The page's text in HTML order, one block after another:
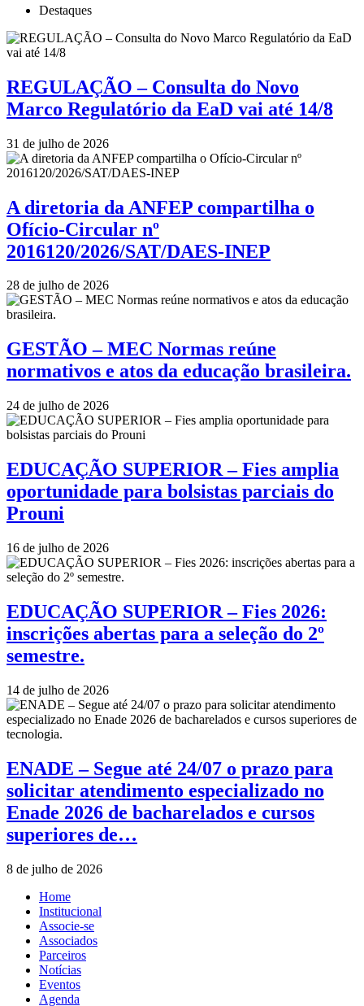
Destaques
REGULAÇÃO – Consulta do Novo
Marco Regulatório da EaD vai até 14/8
31 de julho de 2026
A diretoria da ANFEP compartilha o
Ofício-Circular nº
2016120/2026/SAT/DAES-INEP
28 de julho de 2026
GESTÃO – MEC Normas reúne
normativos e atos da educação brasileira.
24 de julho de 2026
EDUCAÇÃO SUPERIOR – Fies amplia
oportunidade para bolsistas parciais do
Prouni
16 de julho de 2026
EDUCAÇÃO SUPERIOR – Fies 2026:
inscrições abertas para a seleção do 2º
semestre.
14 de julho de 2026
ENADE – Segue até 24/07 o prazo para
solicitar atendimento especializado no
Enade 2026 de bacharelados e cursos
superiores de…
8 de julho de 2026
Home
Institucional
Associe-se
Associados
Parceiros
Notícias
Eventos
Agenda